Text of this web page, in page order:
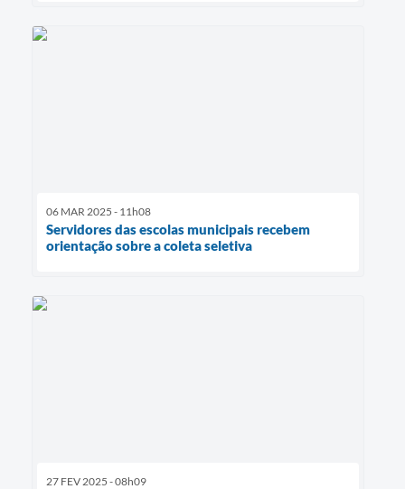
06 MAR 2025 - 11h08
Servidores das escolas municipais recebem
orientação sobre a coleta seletiva
27 FEV 2025 - 08h09